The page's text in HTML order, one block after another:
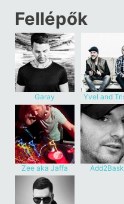
Fellépők
Garay Yvel and
Zee aka Jaffa
Surfa